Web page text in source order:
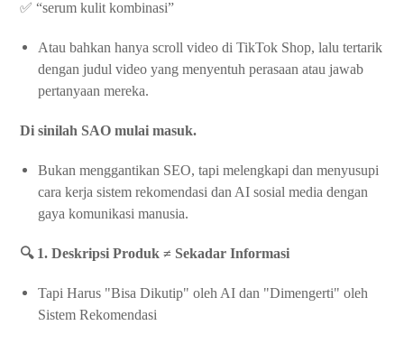
✅ “serum kulit kombinasi”
Atau bahkan hanya scroll video di TikTok Shop, lalu tertarik
dengan judul video yang menyentuh perasaan atau jawab
pertanyaan mereka.
Di sinilah SAO mulai masuk.
Bukan menggantikan SEO, tapi melengkapi dan menyusupi
cara kerja sistem rekomendasi dan AI sosial media dengan
gaya komunikasi manusia.
🔍 1. Deskripsi Produk ≠ Sekadar Informasi
Tapi Harus "Bisa Dikutip" oleh AI dan "Dimengerti" oleh
Sistem Rekomendasi